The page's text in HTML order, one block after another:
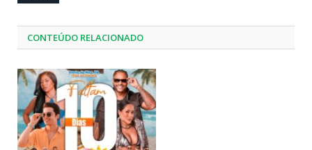
CONTEÚDO RELACIONADO